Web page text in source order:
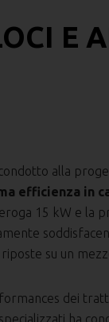
E
condotto alla
efficienza in
eroga 15 kW e la
su un
dei
ha